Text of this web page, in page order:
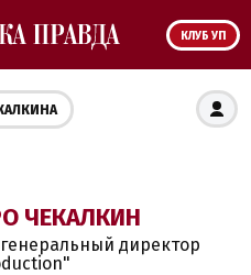
КЛУБ УП
ЧЕКАЛКИН
директор